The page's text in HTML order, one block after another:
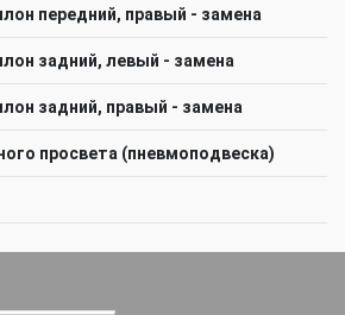
передний, правый - замена
задний, левый - замена
задний, правый - замена
просвета (пневмоподвеска)